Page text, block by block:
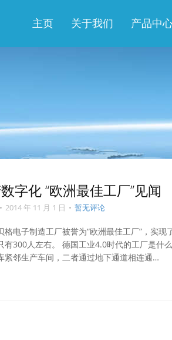
主页 关于我们 产品中
字化 “欧洲最佳工厂”见闻
• 2014 年 11 月 1 日 • 暂无评论
格电子制造工厂被誉为“欧洲最佳工厂”，实
有300人左右。 德国工业4.0时代的工厂是什
紧邻生产车间，二者通过地下通道相连通…